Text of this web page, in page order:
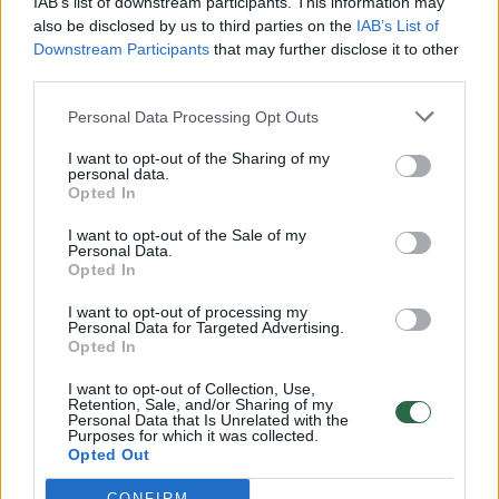
also be disclosed by us to third parties on the IAB’s List of
Downstream Participants that may further disclose it to other
Personal Data Processing Opt Outs
I want to opt-out of the Sharing of my
personal data.
Opted In
I want to opt-out of the Sale of my
Personal Data.
Opted In
I want to opt-out of processing my
Personal Data for Targeted Advertising.
Opted In
I want to opt-out of Collection, Use,
Retention, Sale, and/or Sharing of my
Personal Data that Is Unrelated with the
Purposes for which it was collected.
Opted Out
vaiko gyvybių išgelbėti nepavyko
Žinios | Lietuvos diena
00:00:57
Savaitės vidurys nusimato karštas: temperatūra kils iki
32 laipsnių šilumos
Žinios | Orai
Nufilmavo, kaip patvino Vilniaus Vakarinis aplinkkelis:
Žinios | Lietuvos diena
00:15:54
V. Zalužno pasisakymą laiko bandymu įsitvirtinti
Ukrainos politikoje: jis yra neteisus